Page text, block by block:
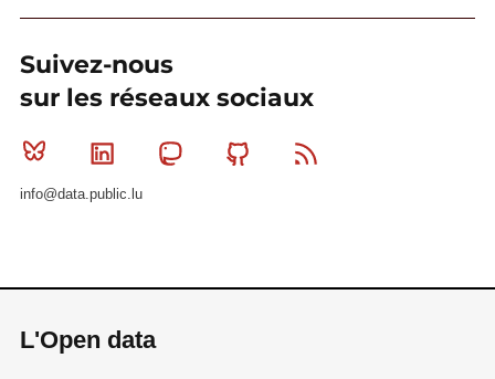
Suivez-nous
sur les réseaux sociaux
Bluesky Linkedin MastodonGithub
info@data.public.lu
L'Open data